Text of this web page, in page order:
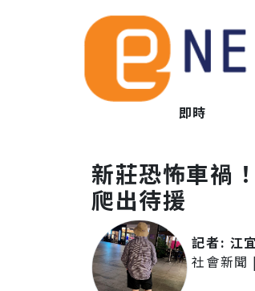
即時
新莊恐怖車禍
爬出待援
記者: 江
社會新聞 |